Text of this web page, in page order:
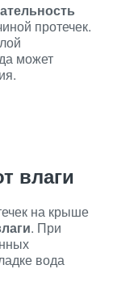
протечек.
может
влаги
на крыше
. При
вода